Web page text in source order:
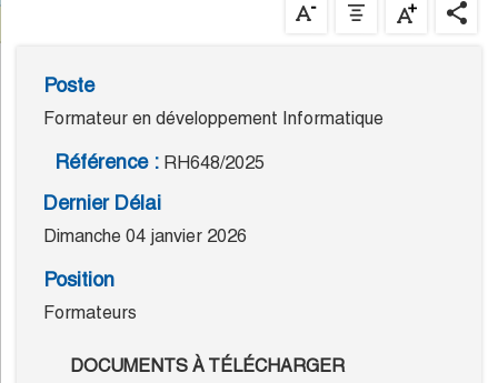
Poste
Formateur en développement Informatique
Référence : RH648/2025
Dernier Délai
Dimanche 04 janvier 2026
Position
Formateurs
DOCUMENTS À TÉLÉCHARGER